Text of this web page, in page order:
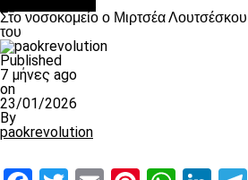
Στο νοσοκομείο ο Μιρτσέα
του
Published
7 μήνες ago
on
23/01/2026
By
paokrevolution